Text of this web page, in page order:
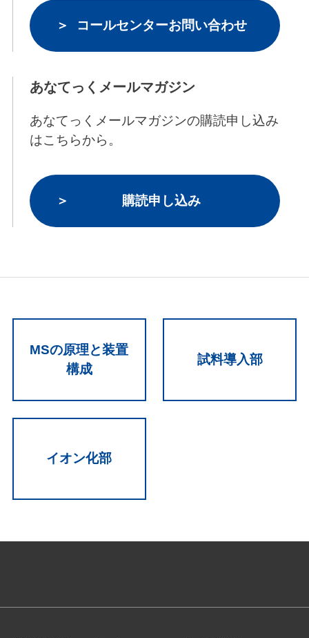
コールセンターお問い合わせ
あなてっくメールマガジン
あなてっくメールマガジンの購読申し込み
はこちらから。
購読申し込み
MSの原理と装置
構成
試料導入部
イオン化部